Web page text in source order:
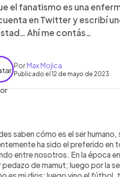
el fanatismo es una
en Twitter y escribí
Ahí me contás…
PorMax Mojica
Publicado el 12 de mayo de 2023
Escuchar artículo
saben cómo es el ser
ha sido el preferido en
entre nosotros. En la época
pedazo de mamut; luego por la